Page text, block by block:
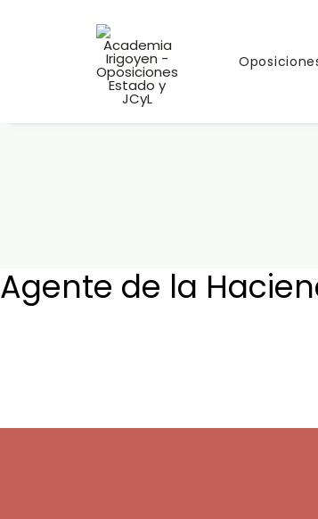
Agente de la